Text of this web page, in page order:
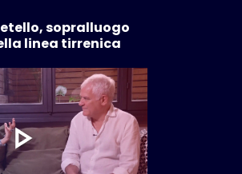
sopralluogo
linea tirrenica